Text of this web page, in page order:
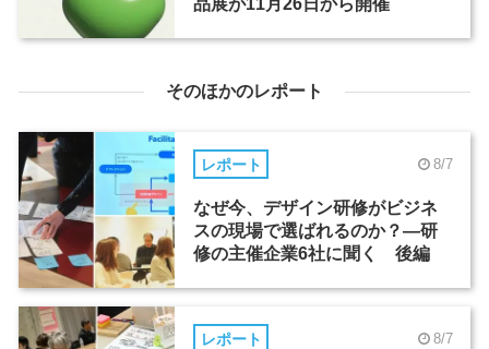
品展が11月26日から開催
そのほかのレポート
レポート 8/7
なぜ今、デザイン研修がビジネ
スの現場で選ばれるのか？―研
修の主催企業6社に聞く 後編
レポート 8/7